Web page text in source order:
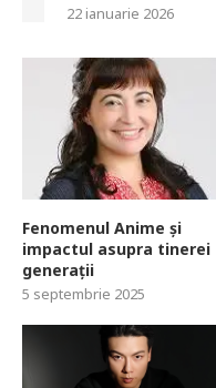
22 ianuarie 2026
Fenomenul Anime și
impactul asupra tinerei
generații
5 septembrie 2025